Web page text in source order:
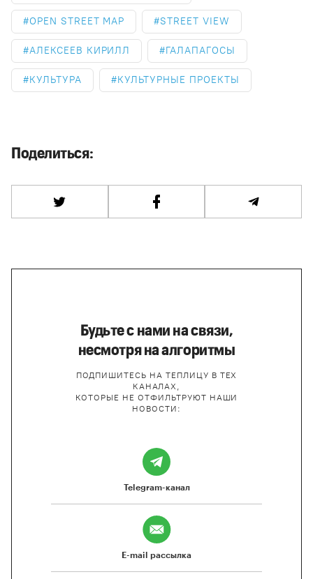
OPEN STREET MAP STREET VIEW
АЛЕКСЕЕВ КИРИЛЛ ГАЛАПАГОСЫ
КУЛЬТУРА КУЛЬТУРНЫЕ ПРОЕКТЫ
Поделиться:
Будьте с нами на связи,
несмотря на алгоритмы
ПОДПИШИТЕСЬ НА ТЕПЛИЦУ В ТЕХ
КАНАЛАХ,
КОТОРЫЕ НЕ ОТФИЛЬТРУЮТ НАШИ
НОВОСТИ:
Telegram-канал
E-mail рассылка